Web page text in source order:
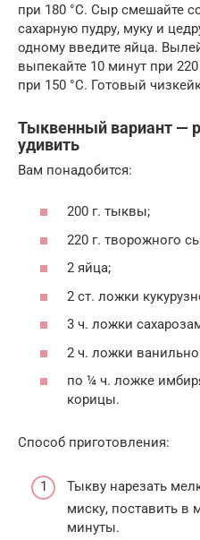
при 180 °C. Сыр смешайте
сахарную пудру, муку и
одному введите яйца.
выпекайте 10 минут при
при 150 °C. Готовый
Тыквенный вариант —
удивить
Вам понадобится:
200 г. тыквы;
220 г. творожного
2 яйца;
2 ст. ложки
3 ч. ложки
2 ч. ложки
по ¼ ч. ложке
корицы.
Способ приготовления:
Тыкву нарезать
миску, поставить в
минуты.